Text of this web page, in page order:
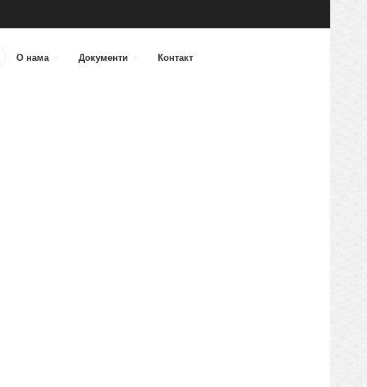
О нама Документи Контакт